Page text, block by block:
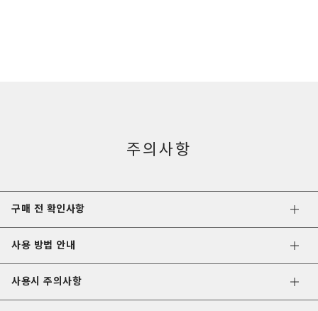
주의사항
구매 전 확인사항
사용 방법 안내
사용시 주의사항